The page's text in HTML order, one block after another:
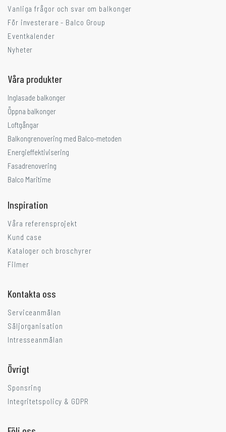
Vanliga frågor och svar om balkonger
För investerare - Balco Group
Eventkalender
Nyheter
Våra produkter
Inglasade balkonger
Öppna balkonger
Loftgångar
Balkongrenovering med Balco-metoden
Energieffektivisering
Fasadrenovering
Balco Maritime
Inspiration
Våra referensprojekt
Kund case
Kataloger och broschyrer
Filmer
Kontakta oss
Serviceanmälan
Säljorganisation
Intresseanmälan
Övrigt
Sponsring
Integritetspolicy & GDPR